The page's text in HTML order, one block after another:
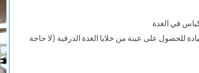
في الغدة
للحصول على عينة من خلايا الغدة الدرقية (لا حاجة